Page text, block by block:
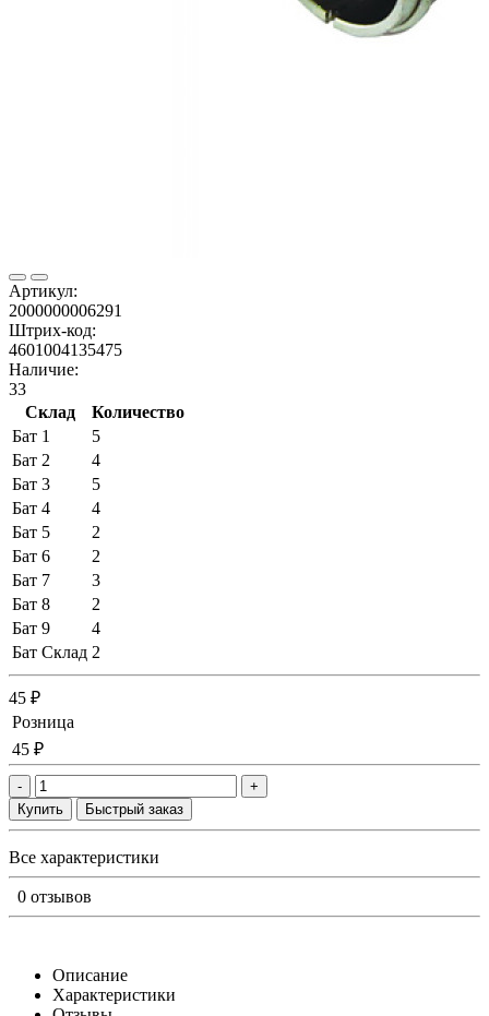
Артикул:
2000000006291
Штрих-код:
4601004135475
Наличие:
33
Склад
Количество
Бат 1
5
Бат 2
4
Бат 3
5
Бат 4
4
Бат 5
2
Бат 6
2
Бат 7
3
Бат 8
2
Бат 9
4
Бат Склад 2
45 ₽
Розница
45 ₽
-
+
Купить
Быстрый заказ
Все характеристики
0 отзывов
Описание
Характеристики